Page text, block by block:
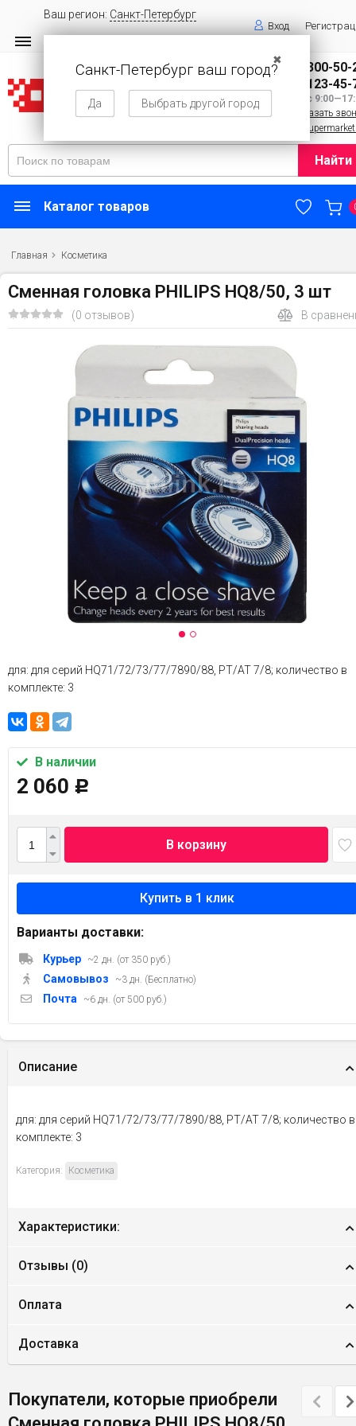
Ваш регион: Санкт-Петербург
✖
Санкт-Петербург ваш город?
Да Выбрать другой город
Вход
8 (800) 300-50-
8 (143) 123-45-
Пн—Вс
Заказать
Найти
Каталог товаров
Главная Косметика
Сменная головка PHILIPS HQ8/50, 3 шт
(0 отзывов) В
для: для серий HQ71/72/73/77/7890/88, PT/AT 7/8; количество в
комплекте: 3
В наличии
2 060 Р
В корзину
Варианты доставки:
Курьер ~2 дн. (от 350 руб.)
Самовывоз ~3 дн. (Бесплатно)
Почта ~6 дн. (от 500 руб.)
Описание
для: для серий HQ71/72/73/77/7890/88, PT/AT 7/8; количество в
комплекте: 3
Категория: Косметика
Характеристики:
Отзывы (0)
Оплата
Доставка
Покупатели, которые приобрели